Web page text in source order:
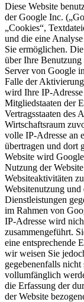
Diese Website
der Google Inc.
„Cookies“,
und die eine
Sie ermöglichen.
über Ihre Benutzung
Server von Google
Falle der
wird Ihre IP-
Mitgliedstaaten der
Vertragsstaaten des
Wirtschaftsraum
volle IP-Adresse an
übertragen und dort
Website wird
Nutzung der
Websiteaktivitäten
Websitenutzung
Dienstleistungen
im Rahmen von
IP-Adresse wird
zusammengeführt.
eine entsprechende
wir weisen Sie
gegebenenfalls
vollumfänglich
die Erfassung der
der Website